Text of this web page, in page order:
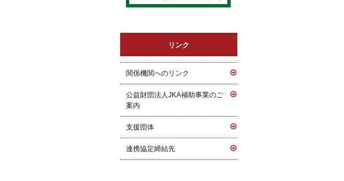
リンク
関係機関へのリンク
公益財団法人JKA補助事業のご
案内
支援団体
連携協定締結先